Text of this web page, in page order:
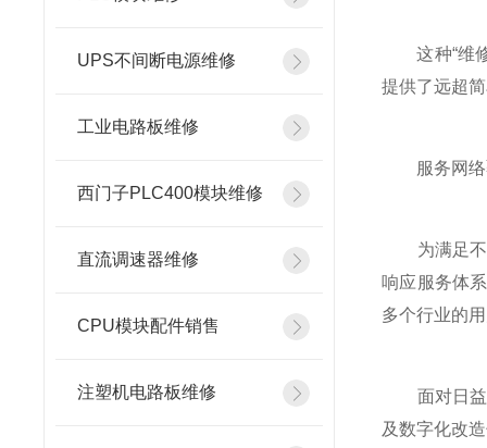
UPS不间断电源维修
工业电路板维修
西门子PLC400模块维修
直流调速器维修
CPU模块配件销售
注塑机电路板维修
这种“维修
提供了远超
服务网络
为满足不同
响应服务体
多个行业的
面对日益复
及数字化改